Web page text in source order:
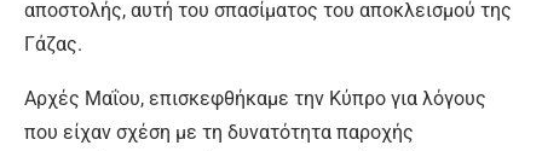
αποστολής, αυτή του σπασίματος του αποκλεισμού της
Γάζας.
Αρχές Μαΐου, επισκεφθήκαμε την Κύπρο για λόγους
που είχαν σχέση με τη δυνατότητα παροχής